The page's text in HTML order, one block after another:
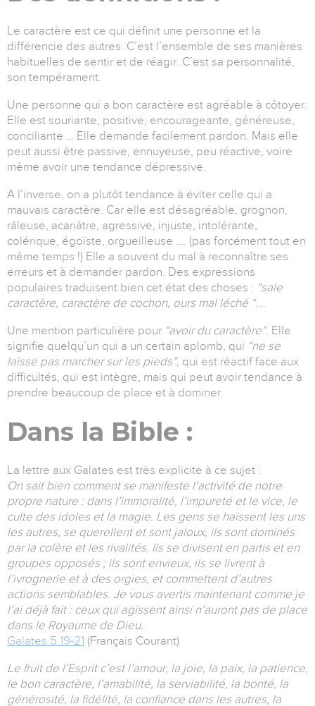
Le caractère est ce qui définit une personne et la
différencie des autres. C’est l’ensemble de ses manières
habituelles de sentir et de réagir. C’est sa personnalité,
son tempérament.
Une personne qui a bon caractère est agréable à côtoyer.
Elle est souriante, positive, encourageante, généreuse,
conciliante … Elle demande facilement pardon. Mais elle
peut aussi être passive, ennuyeuse, peu réactive, voire
même avoir une tendance dépressive.
A l’inverse, on a plutôt tendance à éviter celle qui a
mauvais caractère. Car elle est désagréable, grognon,
râleuse, acariâtre, agressive, injuste, intolérante,
colérique, égoïste, orgueilleuse …. (pas forcément tout en
même temps !) Elle a souvent du mal à reconnaître ses
erreurs et à demander pardon. Des expressions
populaires traduisent bien cet état des choses : “sale
caractère, caractère de cochon, ours mal léché “….
Une mention particulière pour “avoir du caractère”. Elle
signifie quelqu’un qui a un certain aplomb, qui “ne se
laisse pas marcher sur les pieds”, qui est réactif face aux
difficultés, qui est intègre, mais qui peut avoir tendance à
prendre beaucoup de place et à dominer.
Dans la Bible :
La lettre aux Galates est très explicite à ce sujet :
On sait bien comment se manifeste l’activité de notre
propre nature : dans l’immoralité, l’impureté et le vice, le
culte des idoles et la magie. Les gens se haïssent les uns
les autres, se querellent et sont jaloux, ils sont dominés
par la colère et les rivalités. Ils se divisent en partis et en
groupes opposés ; ils sont envieux, ils se livrent à
l’ivrognerie et à des orgies, et commettent d’autres
actions semblables. Je vous avertis maintenant comme je
l’ai déjà fait : ceux qui agissent ainsi n’auront pas de place
dans le Royaume de Dieu.
Galates 5.19-21 (Français Courant)
Le fruit de l’Esprit c’est l’amour, la joie, la paix, la patience,
le bon caractère, l’amabilité, la serviabilité, la bonté, la
générosité, la fidélité, la confiance dans les autres, la